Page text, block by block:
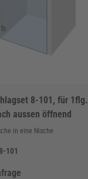
8-101, für 1flg.
aussen öffnend
in eine Nische
101